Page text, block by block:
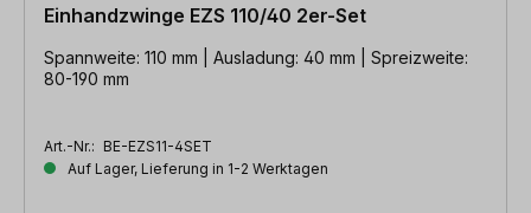
Einhandzwinge EZS 110/40 2er-Set
Spannweite: 110 mm | Ausladung: 40 mm | Spreizweite:
80-190 mm
Art.-Nr.: BE-EZS11-4SET
Auf Lager, Lieferung in 1-2 Werktagen